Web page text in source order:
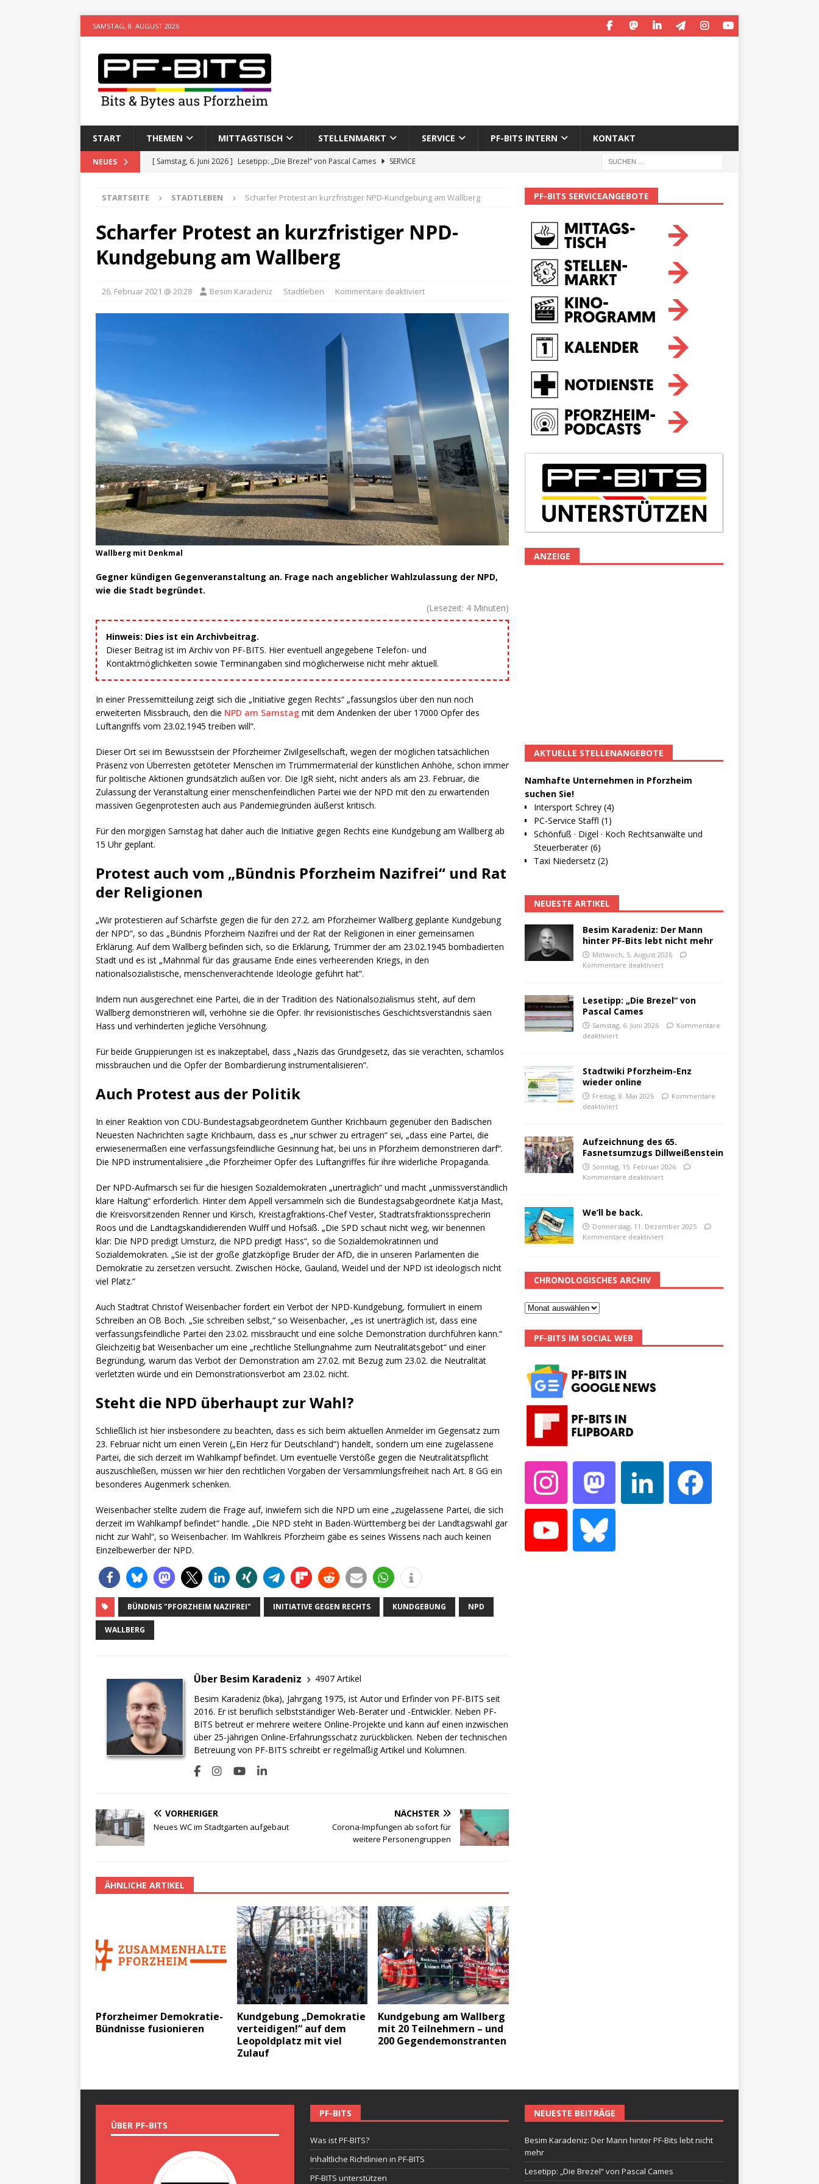
SAMSTAG, 8. AUGUST 2026
START THEMEN MITTAGSTISCH STELLENMARKT SERVICE PF-BITS INTERN KONTAKT
NEUES [ Samstag, 6. Juni 2026 ] Lesetipp: „Die Brezel“ von Pascal Cames
SERVICE
[ Sonntag, 15. Februar 2026 ] Aufzeichnung des 65. Fasnetsumzugs Dillweißenstein
VERANSTALTUNGEN
PF-BITS INTERN
[ Mittwoch, 5. August 2026 ]
Besim Karadeniz: Der Mann hinter PF-Bits lebt nicht mehr
STARTSEITE STADTLEBEN Scharfer Protest an kurzfristiger NPD-Kundgebung am Wallberg
Scharfer Protest an kurzfristiger NPD-
Kundgebung am Wallberg
26. Februar 2021 @ 20:28 Besim Karadeniz Stadtleben Kommentare deaktiviert
Wallberg mit Denkmal
Gegner kündigen Gegenveranstaltung an. Frage nach angeblicher Wahlzulassung der NPD,
wie die Stadt begründet.
(Lesezeit: 4 Minuten)
Hinweis: Dies ist ein Archivbeitrag.
Dieser Beitrag ist im Archiv von PF-BITS. Hier eventuell angegebene Telefon- und
Kontaktmöglichkeiten sowie Terminangaben sind möglicherweise nicht mehr aktuell.
In einer Pressemitteilung zeigt sich die „Initiative gegen Rechts“ „fassungslos über den nun noch
erweiterten Missbrauch, den die NPD am Samstag mit dem Andenken der über 17000 Opfer des
Luftangriffs vom 23.02.1945 treiben will“.
Dieser Ort sei im Bewusstsein der Pforzheimer Zivilgesellschaft, wegen der möglichen tatsächlichen
Präsenz von Überresten getöteter Menschen im Trümmermaterial der künstlichen Anhöhe, schon immer
für politische Aktionen grundsätzlich außen vor. Die IgR sieht, nicht anders als am 23. Februar, die
Zulassung der Veranstaltung einer menschenfeindlichen Partei wie der NPD mit den zu erwartenden
massiven Gegenprotesten auch aus Pandemiegründen äußerst kritisch.
Für den morgigen Samstag hat daher auch die Initiative gegen Rechts eine Kundgebung am Wallberg ab
15 Uhr geplant.
Protest auch vom „Bündnis Pforzheim Nazifrei“ und Rat
der Religionen
„Wir protestieren auf Schärfste gegen die für den 27.2. am Pforzheimer Wallberg geplante Kundgebung
der NPD“, so das „Bündnis Pforzheim Nazifrei und der Rat der Religionen in einer gemeinsamen
Erklärung. Auf dem Wallberg befinden sich, so die Erklärung, Trümmer der am 23.02.1945 bombadierten
Stadt und es ist „Mahnmal für das grausame Ende eines verheerenden Kriegs, in den
nationalsozialistische, menschenverachtende Ideologie geführt hat“.
Indem nun ausgerechnet eine Partei, die in der Tradition des Nationalsozialismus steht, auf dem
Wallberg demonstrieren will, verhöhne sie die Opfer. Ihr revisionistisches Geschichtsverständnis säen
Hass und verhinderten jegliche Versöhnung.
Für beide Gruppierungen ist es inakzeptabel, dass „Nazis das Grundgesetz, das sie verachten, schamlos
missbrauchen und die Opfer der Bombardierung instrumentalisieren“.
Auch Protest aus der Politik
In einer Reaktion von CDU-Bundestagsabgeordnetem Gunther Krichbaum gegenüber den Badischen
Neuesten Nachrichten sagte Krichbaum, dass es „nur schwer zu ertragen“ sei, „dass eine Partei, die
erwiesenermaßen eine verfassungsfeindliiche Gesinnung hat, bei uns in Pforzheim demonstrieren darf“.
Die NPD instrumentalisiere „die Pforzheimer Opfer des Luftangriffes für ihre widerliche Propaganda.
Der NPD-Aufmarsch sei für die hiesigen Sozialdemokraten „unerträglich“ und macht „unmissverständlich
klare Haltung“ erforderlich. Hinter dem Appell versammeln sich die Bundestagsabgeordnete Katja Mast,
die Kreisvorsitzenden Renner und Kirsch, Kreistagfraktions-Chef Vester, Stadtratsfraktionssprecherin
Roos und die Landtagskandidierenden Wulff und Hofsäß. „Die SPD schaut nicht weg, wir benennen
klar: Die NPD predigt Umsturz, die NPD predigt Hass“, so die Sozialdemokratinnen und
Sozialdemokraten. „Sie ist der große glatzköpfige Bruder der AfD, die in unseren Parlamenten die
Demokratie zu zersetzen versucht. Zwischen Höcke, Gauland, Weidel und der NPD ist ideologisch nicht
viel Platz.“
Auch Stadtrat Christof Weisenbacher fordert ein Verbot der NPD-Kundgebung, formuliert in einem
Schreiben an OB Boch. „Sie schreiben selbst,“ so Weisenbacher, „es ist unerträglich ist, dass eine
verfassungsfeindliche Partei den 23.02. missbraucht und eine solche Demonstration durchführen kann.“
Gleichzeitig bat Weisenbacher um eine „rechtliche Stellungnahme zum Neutralitätsgebot“ und einer
Begründung, warum das Verbot der Demonstration am 27.02. mit Bezug zum 23.02. die Neutralität
verletzten würde und ein Demonstrationsverbot am 23.02. nicht.
Steht die NPD überhaupt zur Wahl?
Schließlich ist hier insbesondere zu beachten, dass es sich beim aktuellen Anmelder im Gegensatz zum
23. Februar nicht um einen Verein („Ein Herz für Deutschland“) handelt, sondern um eine zugelassene
Partei, die sich derzeit im Wahlkampf befindet. Um eventuelle Verstöße gegen die Neutralitätspflicht
auszuschließen, müssen wir hier den rechtlichen Vorgaben der Versammlungsfreiheit nach Art. 8 GG ein
besonderes Augenmerk schenken.
Weisenbacher stellte zudem die Frage auf, inwiefern sich die NPD um eine „zugelassene Partei, die sich
derzeit im Wahlkampf befindet“ handle. „Die NPD steht in Baden-Württemberg bei der Landtagswahl gar
nicht zur Wahl“, so Weisenbacher. Im Wahlkreis Pforzheim gäbe es seines Wissens nach auch keinen
Einzelbewerber der NPD.
BÜNDNIS "PFORZHEIM NAZIFREI" INITIATIVE GEGEN RECHTS KUNDGEBUNG NPD
WALLBERG
Über Besim Karadeniz
4907 Artikel
Besim Karadeniz (bka), Jahrgang 1975, ist Autor und Erfinder von PF-BITS seit
2016. Er ist beruflich selbstständiger Web-Berater und -Entwickler. Neben PF-
BITS betreut er mehrere weitere Online-Projekte und kann auf einen inzwischen
über 25-jährigen Online-Erfahrungsschatz zurückblicken. Neben der technischen
Betreuung von PF-BITS schreibt er regelmäßig Artikel und Kolumnen.
VORHERIGER
Neues WC im Stadtgarten aufgebaut
NÄCHSTER
Corona-Impfungen ab sofort für
weitere Personengruppen
ÄHNLICHE ARTIKEL
Pforzheimer Demokratie-
Bündnisse fusionieren
Kundgebung „Demokratie
verteidigen!“ auf dem
Leopoldplatz mit viel
Zulauf
Kundgebung am Wallberg
mit 20 Teilnehmern – und
200 Gegendemonstranten
PF-BITS SERVICEANGEBOTE
ANZEIGE
AKTUELLE STELLENANGEBOTE
Namhafte Unternehmen in Pforzheim
suchen Sie!
Intersport Schrey (4)
PC-Service Staffl (1)
Schönfuß · Digel · Koch Rechtsanwälte und
Steuerberater (6)
Taxi Niedersetz (2)
NEUESTE ARTIKEL
Besim Karadeniz: Der Mann
hinter PF-Bits lebt nicht mehr
Mittwoch, 5. August 2026
Kommentare deaktiviert
Lesetipp: „Die Brezel“ von
Pascal Cames
Samstag, 6. Juni 2026
Kommentare
deaktiviert
Stadtwiki Pforzheim-Enz
wieder online
Freitag, 8. Mai 2026
Kommentare
deaktiviert
Aufzeichnung des 65.
Fasnetsumzugs Dillweißenstein
Sonntag, 15. Februar 2026
Kommentare deaktiviert
We’ll be back.
Donnerstag, 11. Dezember 2025
Kommentare deaktiviert
CHRONOLOGISCHES ARCHIV
PF-BITS IM SOCIAL WEB
ÜBER PF-BITS
PF-BITS
Was ist PF-BITS?
Inhaltliche Richtlinien in PF-BITS
PF-BITS unterstützen
NEUESTE BEITRÄGE
Besim Karadeniz: Der Mann hinter PF-Bits lebt nicht
mehr
Lesetipp: „Die Brezel“ von Pascal Cames